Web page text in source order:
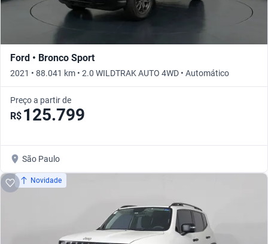
Ford • Bronco Sport
2021 • 88.041 km • 2.0 WILDTRAK AUTO 4WD • Automático
Preço a partir de
R$ 125.799
São Paulo
Novidade